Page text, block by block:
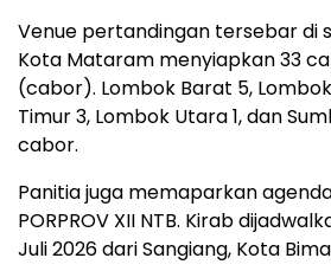
Venue pertandingan tersebar di
Kota Mataram menyiapkan 33
(cabor). Lombok Barat 5,
Timur 3, Lombok Utara 1, dan
cabor.
Panitia juga memaparkan
PORPROV XII NTB. Kirab
Juli 2026 dari Sangiang, Kota